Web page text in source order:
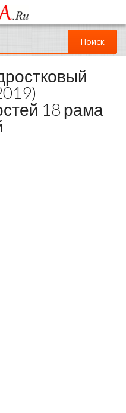
Куликова Поля 2 (магазин
8-(967)-300-69-11
Поиск
18 рама